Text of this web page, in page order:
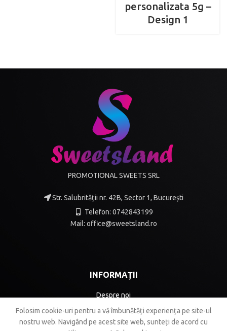
personalizata 5g –
Design 1
PROMOTIONAL SWEETS SRL
Str. Salubrității nr. 42B, Sector 1, București
Telefon: 0742843199
Mail: office@sweetsland.ro
INFORMAȚII
Despre noi
Termeni și condiții
Folosim cookie-uri pentru a vă îmbunătăți experiența pe site-ul
nostru web. Navigând pe acest site web, sunteți de acord cu